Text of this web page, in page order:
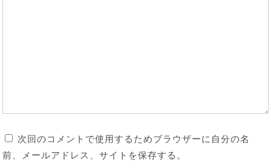
次回のコメントで使用するためブラウザーに自分の名
前、メールアドレス、サイトを保存する。